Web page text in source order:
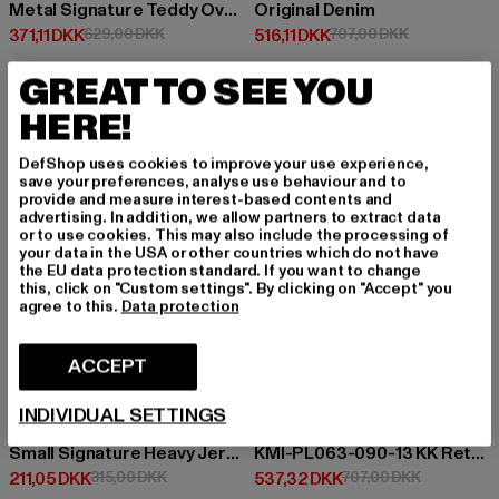
Metal Signature Teddy Oversized
371,11 DKK
Nuværende pris: 371,11 DKK
629,00 DKKKampagnepris: 629,00 DKK
Original Denim
516,11 DKK
Nuværende pris: 516,11 DKK
707,00 DKK
-33%
Small Signature Heavy Jersey Boxy T-Shirt
211,05 DKK
Nuværende pris: 211,05 DKK
315,00 DKKKampagnepris: 315,00 DKK
KMI-PL063-090-13 KK Retro Baggy Workwear Denim
537,32 DKK
Nuværende pris: 537,32 DKK
707,00 DKK
GREAT TO SEE YOU
HERE!
DefShop uses cookies to improve your use experience,
save your preferences, analyse use behaviour and to
provide and measure interest-based contents and
advertising. In addition, we allow partners to extract data
or to use cookies. This may also include the processing of
your data in the USA or other countries which do not have
the EU data protection standard. If you want to change
this, click on "Custom settings". By clicking on "Accept" you
agree to this. Data protection
ACCEPT
INDIVIDUAL SETTINGS